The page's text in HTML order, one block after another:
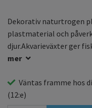
Dekorativ naturtrogen
plastmaterial och
djur.Akvarieväxter ger
mer
Väntas framme hos
(12:e)